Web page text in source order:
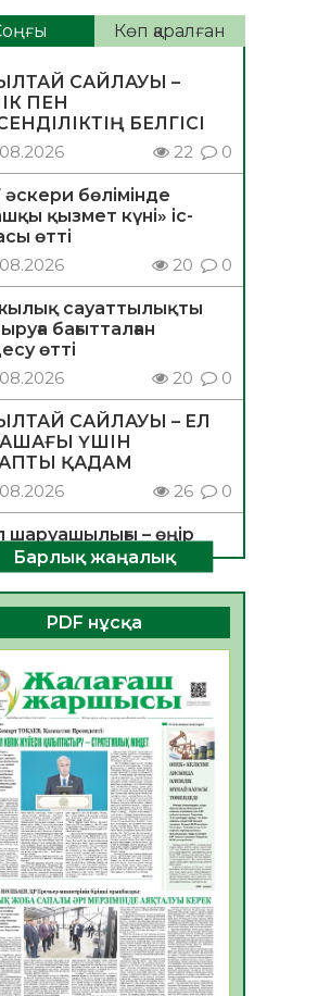
Көп қаралған
САЙЛАУЫ –
ПЕН
БЕЛГІСІ
22 0
әскери бөлімінде
қызмет күні» іс-
өтті
20 0
сауаттылықты
бағытталған
өтті
20 0
САЙЛАУЫ – ЕЛ
ҮШІН
ҚАДАМ
26 0
шаруашылығы – өңір
негізгі
35 0
БЕЛСЕНДІЛІК –
НЕГІЗІ
32
САЙЛАУЫ –
БАСТАР
ТАҢДАУ
35
ауруларға
иммундау
тиімділігі
35
ауруы туралы
Барлық жаңалық
PDF нұсқа